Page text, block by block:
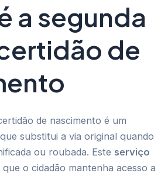
a segunda
de
de nascimento é um
substitui a via original quando
ou roubada. Este serviço
o cidadão mantenha acesso a